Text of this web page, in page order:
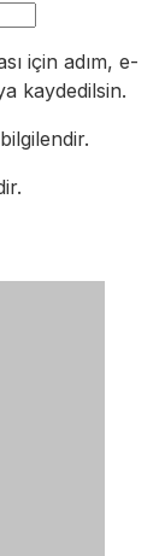
için adım, e-
kaydedilsin.